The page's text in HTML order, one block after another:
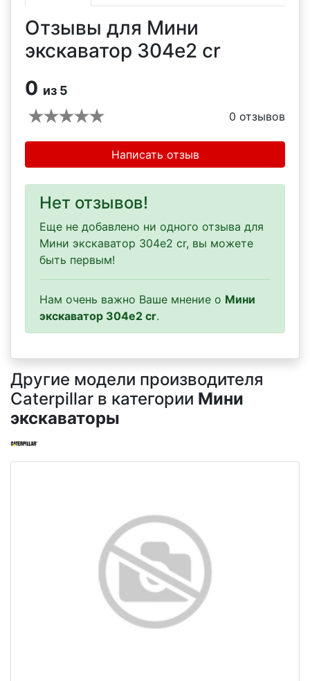
Отзывы для Мини
экскаватор 304e2 cr
0 из 5
0 отзывов
Написать отзыв
Нет отзывов!
Еще не добавлено ни одного отзыва для
Мини экскаватор 304e2 cr, вы можете
быть первым!
Нам очень важно Ваше мнение о Мини
экскаватор 304e2 cr.
Другие модели производителя
Caterpillar в категории Мини
экскаваторы